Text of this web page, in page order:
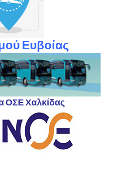
Ευβοίας
ΟΣΕ Χαλκίδας